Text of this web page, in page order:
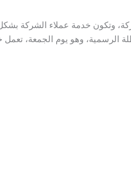
وتكون خدمة عملاء الشركة
أي على مدار 7 أيام في الأسبوع، حتى يوم العطلة الرسمية،